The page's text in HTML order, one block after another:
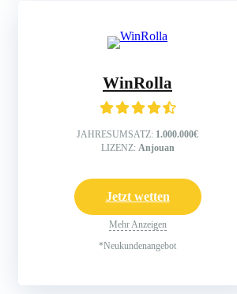
WinRolla
JAHRESUMSATZ: 1.000.000€
LIZENZ: Anjouan
Jetzt wetten
Mehr Anzeigen
*Neukundenangebot